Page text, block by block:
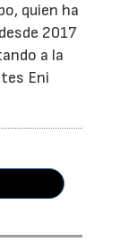
quien ha
2017
a la
Eni